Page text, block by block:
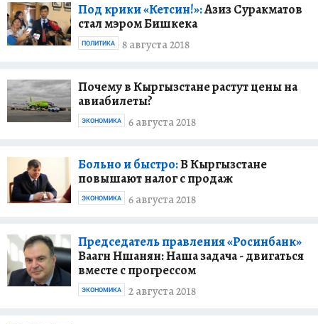
Под крики «Кетсин!»:Азиз Суракматов
стал мэром Бишкека
8 августа 2018
ПОЛИТИКА
Почему в Кыргызстане растут цены на
авиабилеты?
6 августа 2018
ЭКОНОМИКА
Больно и быстро:В Кыргызстане
повышают налог с продаж
6 августа 2018
ЭКОНОМИКА
Председатель правления «Росинбанк»
Ваагн Ншанян: Наша задача - двигаться
вместе с прогрессом
2 августа 2018
ЭКОНОМИКА